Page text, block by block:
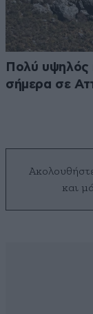
Πολύ υψηλός
σήμερα σε
και